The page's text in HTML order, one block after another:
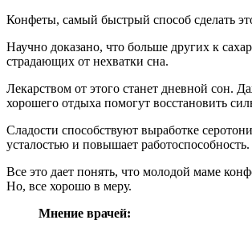
Конфеты, самый быстрый способ сделать
Научно доказано, что больше других к
страдающих от нехватки сна.
Лекарством от этого станет дневной сон.
хорошего отдыха помогут восстановить
Сладости способствуют выработке
усталостью и повышает работоспособность.
Все это дает понять, что молодой маме
Но, все хорошо в меру.
Мнение врачей: